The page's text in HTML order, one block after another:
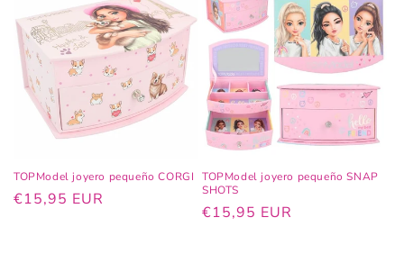
TOPModel joyero pequeño CORGI
Precio
€15,95 EUR
TOPModel joyero pequeño SNAP
SHOTS
Precio
€15,95 EUR